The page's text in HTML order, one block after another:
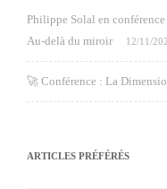
Philippe Solal en
Au-delà du miroir
12/11/
🚀 Conférence : La
ARTICLES PRÉFÉRÉS